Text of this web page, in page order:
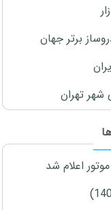
شهر تهران